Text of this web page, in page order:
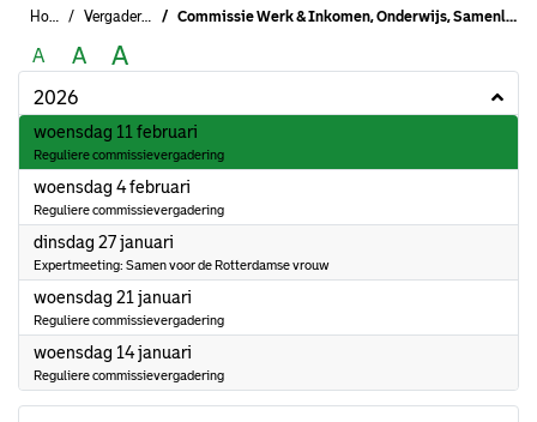
Home Vergaderingen Commissie Werk & Inkomen, Onderwijs, Samenleven, Schuldhulpverlening & Armoedebestrijding, NPRZ
A A A
2026
woensdag 11 februari
Reguliere commissievergadering
woensdag 4 februari
Reguliere commissievergadering
dinsdag 27 januari
Expertmeeting: Samen voor de Rotterdamse vrouw
woensdag 21 januari
Reguliere commissievergadering
woensdag 14 januari
Reguliere commissievergadering